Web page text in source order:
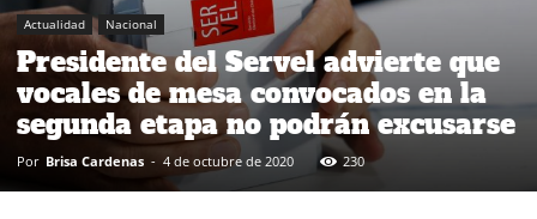
Actualidad Nacional
Presidente del Servel advierte que
vocales de mesa convocados en la
segunda etapa no podrán excusarse
Por Brisa Cardenas - 4 de octubre de 2020 230